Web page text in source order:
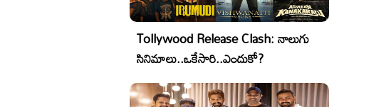
Tollywood Release Clash: నాలుగు
సినిమాలు..ఒకేసారి..ఎందుకో?